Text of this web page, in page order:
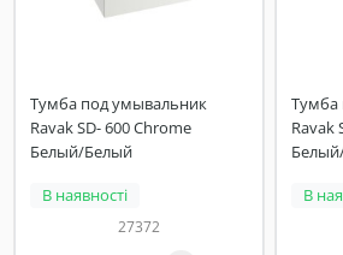
Тумба под умывальник
Ravak SD- 600 Chrome
Белый/Белый
В наявності
27372
Тумба
Ravak
В